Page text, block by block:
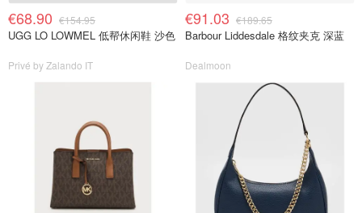
€68.90 €154.95
UGG LO LOWMEL 低帮休闲鞋 沙色
Privé by Zalando IT
€91.03 €189.65
Barbour Liddesdale 格纹夹克 深蓝
Dealmoon